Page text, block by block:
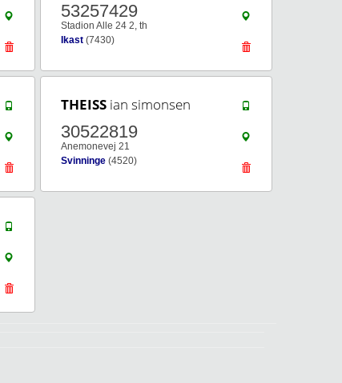
53257429
Stadion Alle 24 2, th
Ikast (7430)
THEISS ian simonsen
30522819
Anemonevej 21
Svinninge (4520)